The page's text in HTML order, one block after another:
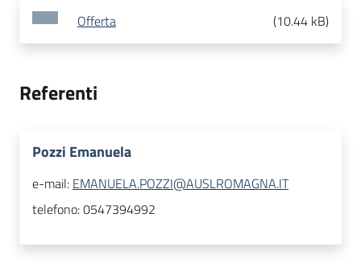
Offerta (10.44 kB)
Referenti
Pozzi Emanuela
e-mail: EMANUELA.POZZI@AUSLROMAGNA.IT
telefono:0547394992